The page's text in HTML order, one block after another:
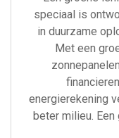
speciaal is
in duurzame
Met een
energierekening
beter milieu.